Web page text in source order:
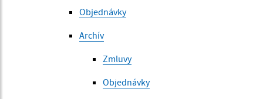
Objednávky
Archív
Zmluvy
Objednávky